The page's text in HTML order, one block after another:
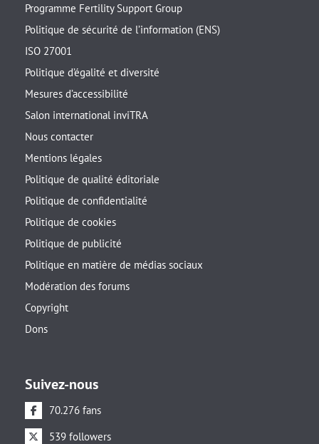
Programme Fertility Support Group
Politique de sécurité de l’information (ENS)
ISO 27001
Politique d’égalité et diversité
Mesures d’accessibilité
Salon international inviTRA
Nous contacter
Mentions légales
Politique de qualité éditoriale
Politique de confidentialité
Politique de cookies
Politique de publicité
Politique en matière de médias sociaux
Modération des forums
Copyright
Dons
Suivez-nous
70.276 fans
539 followers